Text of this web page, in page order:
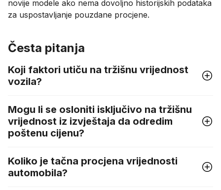
novije modele ako nema dovoljno historijskih podataka
za uspostavljanje pouzdane procjene.
Česta pitanja
Koji faktori utiču na tržišnu vrijednost
vozila?
Mogu li se osloniti isključivo na tržišnu
vrijednost iz izvještaja da odredim
poštenu cijenu?
Koliko je tačna procjena vrijednosti
automobila?